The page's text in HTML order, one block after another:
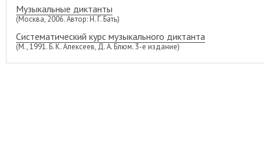
Музыкальные диктанты
(Москва, 2006. Автор: Н. Г. Бать)
Систематический курс музыкального диктанта
(М., 1991. Б. К. Алексеев, Д. А. Блюм. 3-е издание)